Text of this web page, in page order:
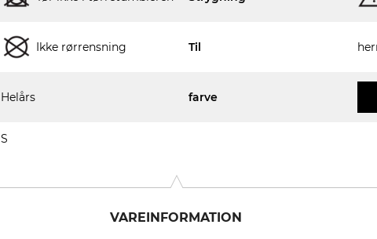
Ikke rørrensning Til
Helårs farve
S
VAREINFORMATION